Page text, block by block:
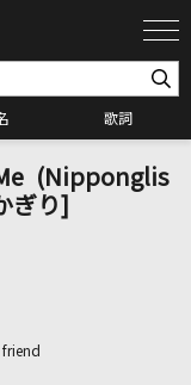
歌詞
(Nipponglis
り]